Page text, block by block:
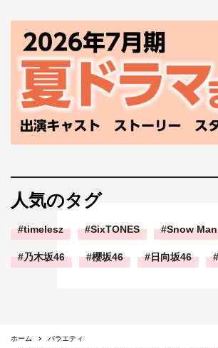
人気のタグ
timelesz SixTONES Snow Man
乃木坂46 櫻坂46 日向坂46
ホーム
バラエティ